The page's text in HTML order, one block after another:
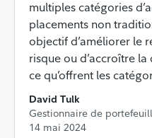
multiples catégories
placements non
objectif d’améliorer le
risque ou d’accroître
ce qu’offrent les
David Tulk
Gestionnaire de
14 mai 2024